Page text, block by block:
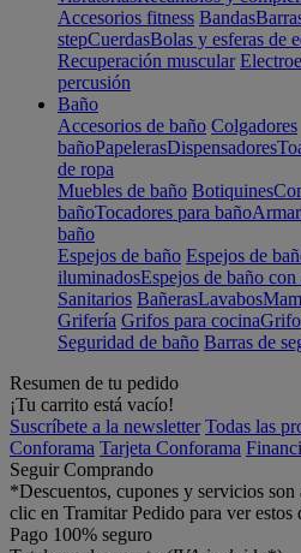
Accesorios fitness Bandas
stepCuerdasBolas y esferas de
Recuperación muscular
percusión
Baño
Accesorios de baño Colgadores
bañoPapelerasDispensadores
de ropa
Muebles de baño Botiquines
bañoTocadores para baño
baño
Espejos de baño Espejos de
iluminadosEspejos de baño con
Sanitarios BañerasLavabos
Grifería Grifos para cocina
Seguridad de baño Barras de
Resumen de tu pedido
¡Tu carrito está vacío!
Suscríbete a la newsletter Todas las
Conforama Tarjeta Conforama
Seguir Comprando
*Descuentos, cupones y servicios
clic en Tramitar Pedido para ver estos
Pago 100% seguro